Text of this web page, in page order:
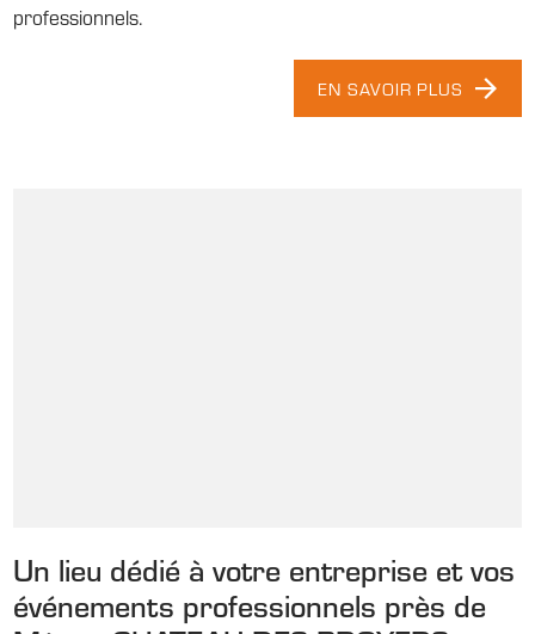
professionnels.
EN SAVOIR PLUS
Un lieu dédié à votre entreprise et vos
événements professionnels près de